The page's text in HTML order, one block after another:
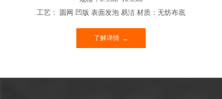
工艺： 圆网 凹版 表面发泡 易洁 材质：无纺布底
了解详情